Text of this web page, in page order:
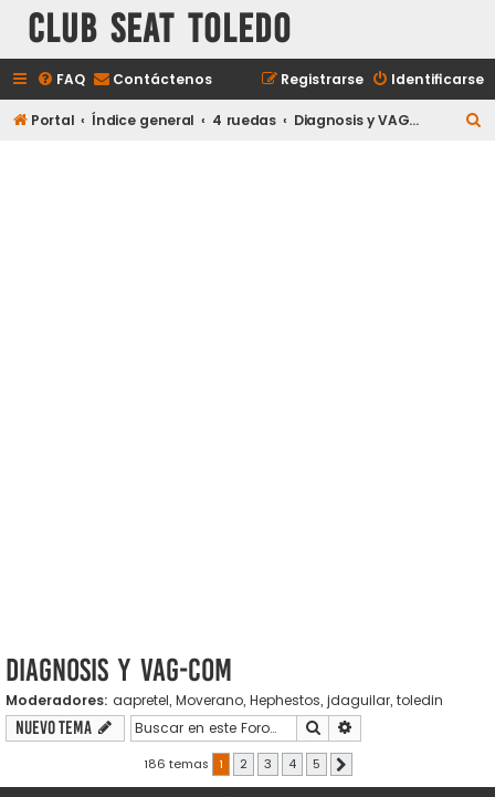
Club Seat Toledo
FAQ Contáctenos Identificarse
Registrarse
Portal Índice general 4 ruedas Diagnosis y VAG-COM
Diagnosis y VAG-COM
Moderadores: aapretel, Moverano, Hephestos, jdaguilar, toledin
Nuevo Tema Buscar
186 temas 1 2 3 4 5